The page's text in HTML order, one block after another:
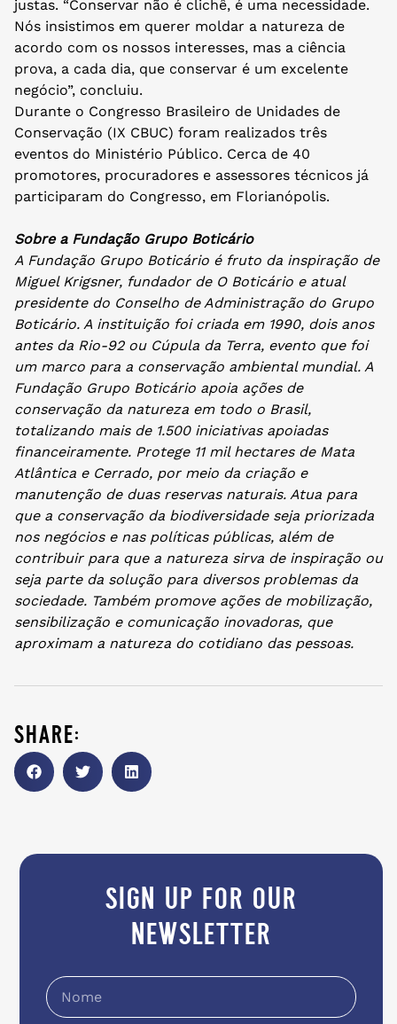
justas. “Conservar não é clichê, é uma necessidade.
Nós insistimos em querer moldar a natureza de
acordo com os nossos interesses, mas a ciência
prova, a cada dia, que conservar é um excelente
negócio”, concluiu.
Durante o Congresso Brasileiro de Unidades de
Conservação (IX CBUC) foram realizados três
eventos do Ministério Público. Cerca de 40
promotores, procuradores e assessores técnicos já
participaram do Congresso, em Florianópolis.
Sobre a Fundação Grupo Boticário
A Fundação Grupo Boticário é fruto da inspiração de
Miguel Krigsner, fundador de O Boticário e atual
presidente do Conselho de Administração do Grupo
Boticário. A instituição foi criada em 1990, dois anos
antes da Rio-92 ou Cúpula da Terra, evento que foi
um marco para a conservação ambiental mundial. A
Fundação Grupo Boticário apoia ações de
conservação da natureza em todo o Brasil,
totalizando mais de 1.500 iniciativas apoiadas
financeiramente. Protege 11 mil hectares de Mata
Atlântica e Cerrado, por meio da criação e
manutenção de duas reservas naturais. Atua para
que a conservação da biodiversidade seja priorizada
nos negócios e nas políticas públicas, além de
contribuir para que a natureza sirva de inspiração ou
seja parte da solução para diversos problemas da
sociedade. Também promove ações de mobilização,
sensibilização e comunicação inovadoras, que
aproximam a natureza do cotidiano das pessoas.
share:
sign up for our
newsletter